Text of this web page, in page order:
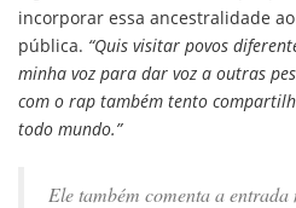
incorporar essa ancestralidade
pública. “Quis visitar povos
minha voz para dar voz a outras
com o rap também tento
todo mundo.”
Ele também comenta a entrada